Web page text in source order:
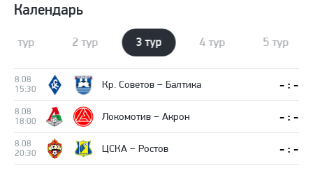
Календарь
1 тур 2 тур 3 тур 4 тур 5 тур
8.08
15:30
Кр. Советов – Балтика - : -
8.08
18:00
Локомотив – Акрон - : -
8.08
20:30
ЦСКА – Ростов - : -